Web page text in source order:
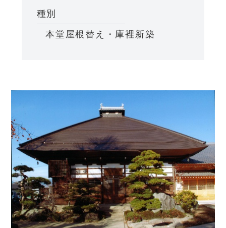
種別
本堂屋根替え・庫裡新築